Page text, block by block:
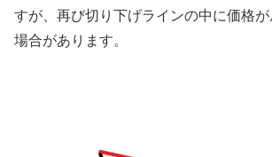
すが、再び切り下げラインの中に価格が
場合があります。